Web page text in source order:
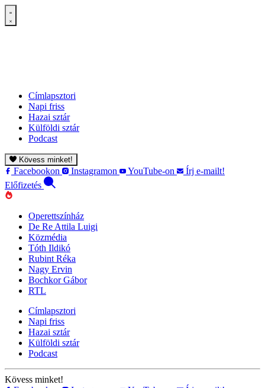
Címlapsztori
Napi friss
Hazai sztár
Külföldi sztár
Podcast
Kövess minket!
Facebookon Instagramon YouTube-on
Írj e-mailt!
Előfizetés
Operettszínház
De Re Attila Luigi
Közmédia
Tóth Ildikó
Rubint Réka
Nagy Ervin
Bochkor Gábor
RTL
Címlapsztori
Napi friss
Hazai sztár
Külföldi sztár
Podcast
Kövess minket!